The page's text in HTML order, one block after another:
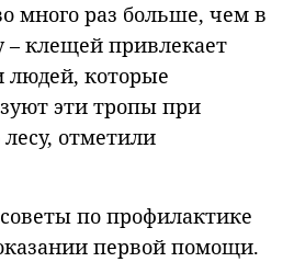
много раз больше, чем в
клещей привлекает
людей, которые
эти тропы при
отметили
по профилактике
первой помощи.